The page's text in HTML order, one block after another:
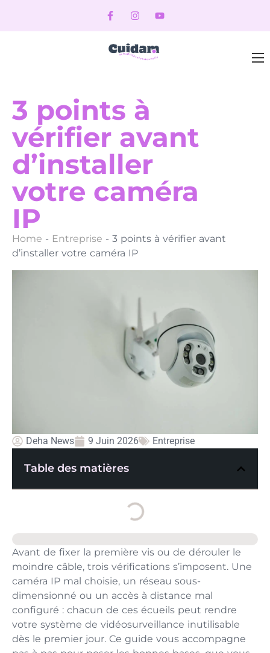
3 points à
vérifier avant
d’installer
votre caméra
IP
Home - Entreprise - 3 points à vérifier avant
d’installer votre caméra IP
Deha News 9 Juin 2026 Entreprise
Table des matières
Avant de fixer la première vis ou de dérouler le
moindre câble, trois vérifications s’imposent. Une
caméra IP mal choisie, un réseau sous-
dimensionné ou un accès à distance mal
configuré : chacun de ces écueils peut rendre
votre système de vidéosurveillance inutilisable
dès le premier jour. Ce guide vous accompagne